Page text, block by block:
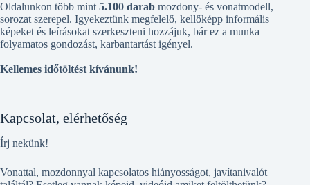
Oldalunkon több mint 5.100 darab mozdony- és vonatmodell,
sorozat szerepel. Igyekeztünk megfelelő, kellőképp informális
képeket és leírásokat szerkeszteni hozzájuk, bár ez a munka
folyamatos gondozást, karbantartást igényel.
Kellemes időtöltést kívánunk!
Kapcsolat, elérhetőség
Írj nekünk!
Vonattal, mozdonnyal kapcsolatos hiányosságot, javítanivalót